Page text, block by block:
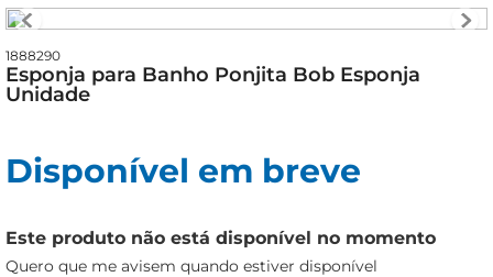
1888290
Esponja para Banho Ponjita Bob Esponja
Unidade
Disponível em breve
Este produto não está disponível no momento
Quero que me avisem quando estiver disponível
queijo
biscoito
arroz
papel higiênico